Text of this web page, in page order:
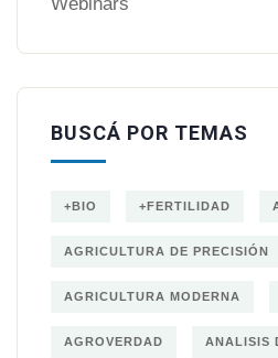
BUSCÁ POR TEMAS
+BIO +FERTILIDAD
AGRICULTURA DE PRECISIÓN
AGRICULTURA MODERNA
AGROVERDAD ANALISIS